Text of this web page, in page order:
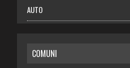
AUTO
RISPARMIO
COMUNI